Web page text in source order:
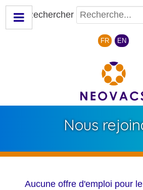
Rechercher
Sélectionnez votre langue
FR EN
Nous
Aucune offre d'emploi pour